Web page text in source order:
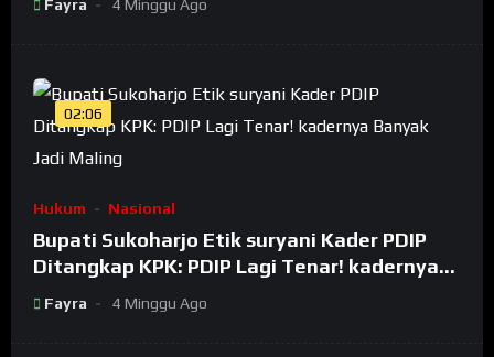
Fayra 4 Minggu Ago
02:06
Hukum Nasional
Bupati Sukoharjo Etik suryani Kader PDIP
Ditangkap KPK: PDIP Lagi Tenar! kadernya
Banyak Jadi Maling
Fayra 4 Minggu Ago